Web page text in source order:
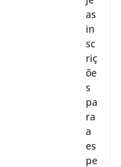
as
in
sc
riç
õe
s
pa
ra
a
es
pe